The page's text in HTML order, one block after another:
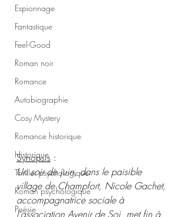
Espionnage
Fantastique
Feel-Good
Roman noir
Romance
Autobiographie
Cosy Mystery
Romance historique
Historique
Thriller psychologique
Roman psychologique
Poésie
Synopsis :
Un soir de juin, dans le paisible
village de Champfort, Nicole Gachet,
accompagnatrice sociale à
l'association Avenir de Soi, met fin à